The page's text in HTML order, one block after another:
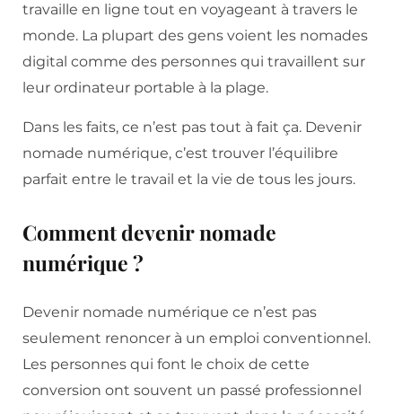
travaille en ligne tout en voyageant à travers le
monde. La plupart des gens voient les nomades
digital comme des personnes qui travaillent sur
leur ordinateur portable à la plage.
Dans les faits, ce n’est pas tout à fait ça. Devenir
nomade numérique, c’est trouver l’équilibre
parfait entre le travail et la vie de tous les jours.
Comment devenir nomade
numérique ?
Devenir nomade numérique ce n’est pas
seulement renoncer à un emploi conventionnel.
Les personnes qui font le choix de cette
conversion ont souvent un passé professionnel